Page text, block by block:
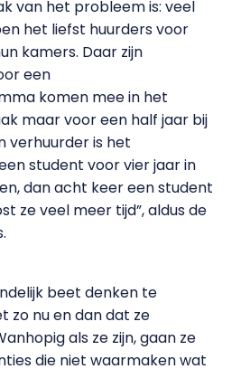
van het probleem is: veel
het liefst huurders voor
kamers. Daar zijn
een
komen mee in het
maar voor een half jaar bij
verhuurder is het
student voor vier jaar in
dan acht keer een student
ze veel meer tijd”, aldus de
beet denken te
zo nu en dan dat ze
als ze zijn, gaan ze
die niet waarmaken wat